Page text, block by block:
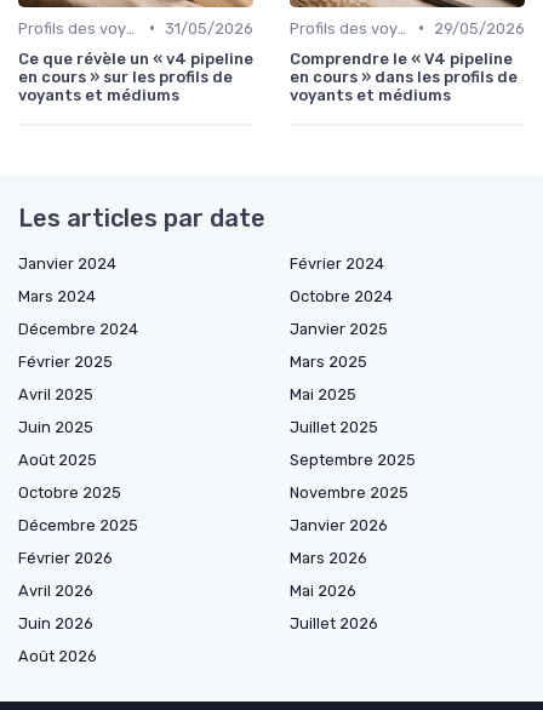
• 31/05/2026
Ce que révèle un « v4 pipeline
en cours » sur les profils de
voyants et médiums
•
29/05/2026
Comprendre le « V4 pipeline
en cours » dans les profils de
voyants et médiums
Les articles par date
Janvier 2024
Février 2024
Mars 2024
Octobre 2024
Décembre 2024
Janvier 2025
Février 2025
Mars 2025
Avril 2025
Mai 2025
Juin 2025
Juillet 2025
Août 2025
Septembre 2025
Octobre 2025
Novembre 2025
Décembre 2025
Janvier 2026
Février 2026
Mars 2026
Avril 2026
Mai 2026
Juin 2026
Juillet 2026
Août 2026